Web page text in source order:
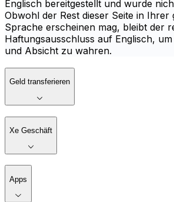
Englisch bereitgestellt und wurde
Obwohl der Rest dieser Seite in Ihrer
Sprache erscheinen mag, bleibt der
Haftungsausschluss auf Englisch,
und Absicht zu wahren.
Geld transferieren
Xe Geschäft
Apps